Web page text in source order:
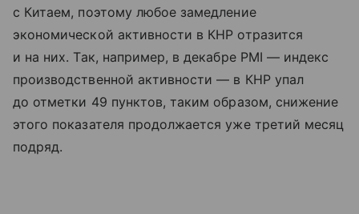
с Китаем, поэтому любое замедление
экономической активности в КНР отразится
и на них. Так, например, в декабре PMI — индекс
производственной активности — в КНР упал
до отметки 49 пунктов, таким образом, снижение
этого показателя продолжается уже третий месяц
подряд.